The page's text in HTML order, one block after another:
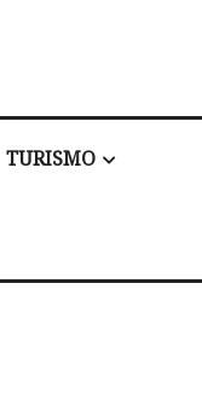
TURISMO